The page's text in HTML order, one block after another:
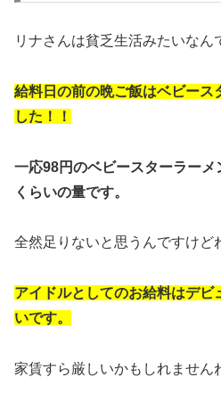
リナさんは貧乏生活みたいなん
給料日の前の晩ご飯はベビース
した！！
一応98円のベビースターラー
くらいの量です。
全然足りないと思うんですけど
アイドルとしてのお給料はデビ
いです。
家賃すら厳しいかもしれません